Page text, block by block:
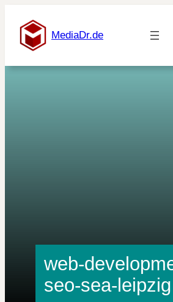
Inhalt
springen
MediaDr.de
web-
seo-sea-leipzig